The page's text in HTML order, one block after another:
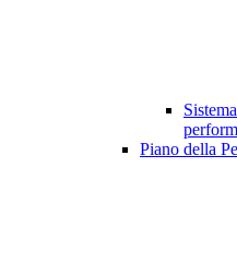
Piano della